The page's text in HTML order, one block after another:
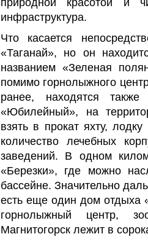
инфраструктура.
Что касается
«Таганай», но он
названием «Зеленая
помимо горнолыжного
ранее, находятся
«Юбилейный», на
взять в прокат яхту,
количество лечебных
заведений. В одном
«Березки», где можно
бассейне. Значительно
есть еще один дом отдыха
горнолыжный центр,
Магнитогорск лежит в